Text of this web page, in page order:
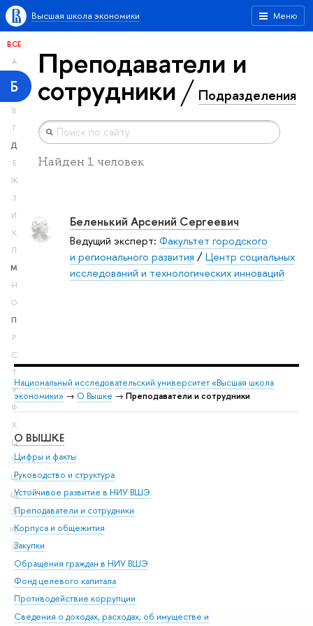
Меню
Высшая школа экономики
ВСЕ
А
Б
В
Г
Д
Е
Ж
З
И
К
Л
М
Н
О
П
Р
С
Т
У
Ф
Х
Ц
Ч
Ш
Щ
Э
Ю
Я
Преподаватели и
сотрудники Подразделения
Найден 1 человек
Беленький Арсений Сергеевич
Ведущий эксперт: Факультет городского
и регионального развития /Центр социальных
исследований и технологических инноваций
Национальный исследовательский университет «Высшая школа
экономики» → О Вышке → Преподаватели и сотрудники
О ВЫШКЕ
Цифры и факты
Руководство и структура
Устойчивое развитие в НИУ ВШЭ
Преподаватели и сотрудники
Корпуса и общежития
Закупки
Обращения граждан в НИУ ВШЭ
Фонд целевого капитала
Противодействие коррупции
Сведения о доходах, расходах, об имуществе и